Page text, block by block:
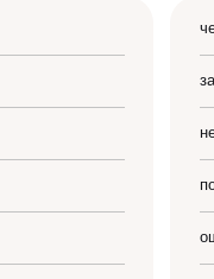
ЗАПИСАТЬСЯ НА